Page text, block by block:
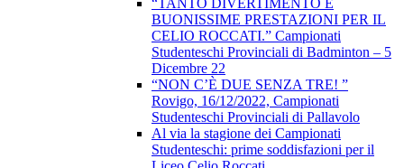
“TANTO DIVERTIMENTO E
BUONISSIME PRESTAZIONI PER IL
CELIO ROCCATI.” Campionati
Studenteschi Provinciali di Badminton – 5
Dicembre 22
“NON C’È DUE SENZA TRE! ”
Rovigo, 16/12/2022, Campionati
Studenteschi Provinciali di Pallavolo
Al via la stagione dei Campionati
Studenteschi: prime soddisfazioni per il